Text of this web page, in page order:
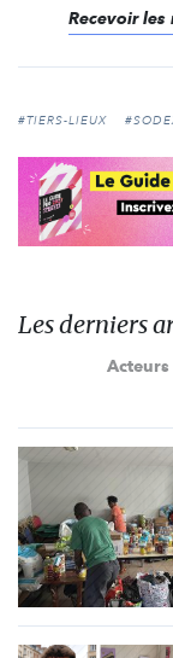
Recevoir les
#TIERS-LIEUX
Les derniers
Acteurs